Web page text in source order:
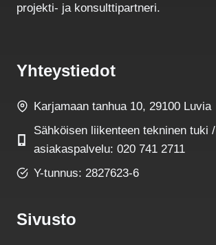
projekti- ja konsulttipartneri.
Yhteystiedot
Karjamaan tanhua 10, 29100 Luvia
Sähköisen liikenteen tekninen tuki /
asiakaspalvelu: 020 741 2711
Y-tunnus: 2827623-6
Sivusto